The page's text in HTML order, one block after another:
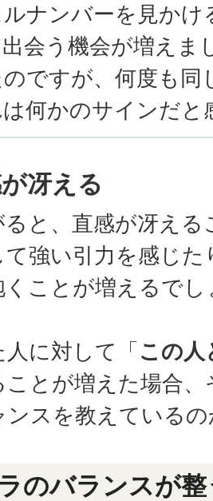
ナンバーを見か
会う機会が増えま
ですが、何度も同
何かのサインだ
が冴える
と、直感が冴え
強い引力を感じ
くことが増えるでし
に対して「 この人
ことが増えた場合
ンスを教えている
のバランスが整